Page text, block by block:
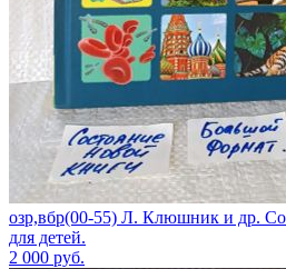
озр,вбр(00-55) Л. Клюшник и др.
для детей.
2 000 руб.